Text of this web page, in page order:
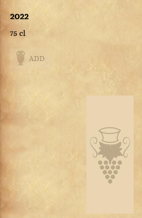
2022
75 cl
ADD